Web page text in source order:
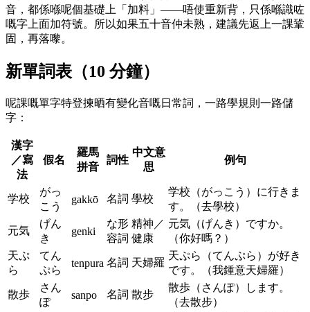
音，都係喺呢個基礎上「加料」——唔使重新背，只係喺識咗
嘅字上面加符號。所以如果五十音仲未熟，建議先返上一課鞏
固，再落嚟。
新單詞表（10 分鐘）
呢課嘅單字特登揀晒有變化音嘅日常詞，一路學規則一路儲
字：
漢字
／寫
法
假名
羅馬
拼音
詞性
中文意
思
例句
学校
がっ
こう
gakkō 名詞 學校
学校（がっこう）に行きま
す。（去學校）
元気
げん
き
genki
な形
容詞
精神／
健康
元気（げんき）ですか。
（你好嗎？）
天ぷ
ら
てん
ぷら
tenpura 名詞 天婦羅
天ぷら（てんぷら）が好き
です。（我鍾意天婦羅）
散歩
さん
ぽ
sanpo 名詞 散步
散歩（さんぽ）します。
（去散步）